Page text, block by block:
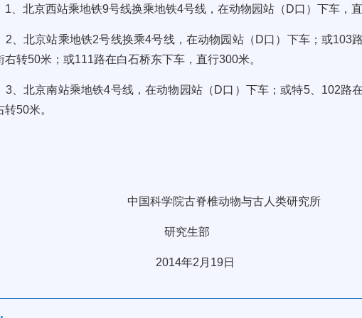
1 、北京西站乘地铁9号线换乘地铁4号线，在动物园站（ D口）下车，
2 、北京站乘地铁2号线换乘4号线，在动物园站（ D口）下车；或103
右转50米；或111路在白石桥东下车，直行300米。
3、北京南站乘地铁4号线，在动物园站（ D口）下车；或特5、 102路
转50米。
中国科学院古脊椎动物与古人类研究所
研究生部
2014年2 月 19日